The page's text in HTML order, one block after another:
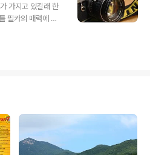
들.... SLR은 DSLR
. SLR이라는 카메
서는 제가 잘 알
가지고 있길래 한
필카의 매력에 빠
의 사진이 나오더
효과가 나타나는
만 적게는 10만원
다양하게 가격대
궁한터라 친구꺼
위인 카메라 입니